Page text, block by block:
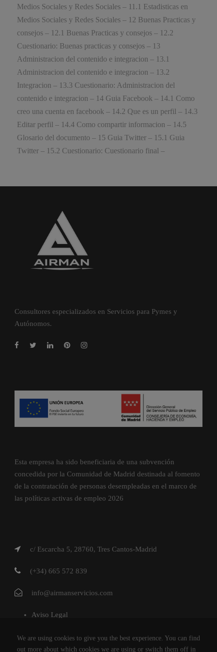
Medios Sociales y Redes Sociales – 11.1 Estadisticas en
Medios Sociales y Redes Sociales – 12 Buenas Practicas y
consejos – 12.1 Buenas Practicas y consejos – 12.2
Cuestionario: Buenas practicas y consejos – 13
Administracion del contenido e integracion – 13.1
Administracion del contenido e integracion – 13.2
Integracion – 13.3 Cuestionario: Administracion del
contenido e integracion – 14 Guia Facebook – 14.1 Como
creo una cuenta en facebook – 14.2 Que es un perfil – 14.3
Editar perfil – 14.4 Como compartir informacion – 14.5
Glosario del documento – 15 Guia Twitter – 15.1 Guia
Twitter – 15.2 Cuestionario: Cuestionario final –
Consultores especializados en Servicios para Pymes y
Autónomos.
Esta empresa ha sido beneficiaria de una subvención
concedida por la Comunidad de Madrid destinada al fomento
de la contratación de personas desempleadas en el marco de
las políticas activas de empleo 2026
c/ Escarcha 5, 28760, Tres Cantos-Madrid
(+34) 665 572 839
info@airmanservicios.com
Aviso Legal
Política de Cookies
We are using cookies to give you the best experience. You can find
out more about which cookies we are using or switch them off in